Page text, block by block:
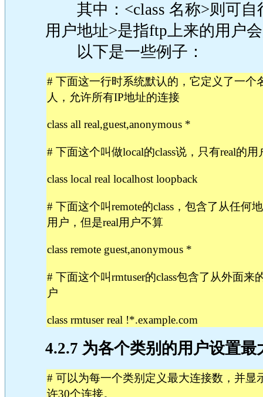
其中：<class 名称>则可自
用户地址>是指ftp上来的用户
以下是一些例子：
# 下面这一行时系统默认的，它定义了一个
人，允许所有IP地址的连接
class all real,guest,anonymous *
# 下面这个叫做local的class说，只有real的
class local real localhost loopback
# 下面这个叫remote的class，包含了从任何
用户，但是real用户不算
class remote guest,anonymous *
# 下面这个叫rmtuser的class包含了从外面来
户
class rmtuser real !*.example.com
4.2.7 为各个类别的用户设置最
# 可以为每一个类别定义最大连接数，并显
许30个连接。